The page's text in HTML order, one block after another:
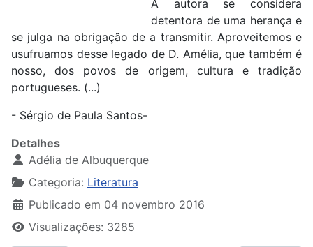
A autora se considera
detentora de uma herança e
se julga na obrigação de a transmitir. Aproveitemos e
usufruamos desse legado de D. Amélia, que também é
nosso, dos povos de origem, cultura e tradição
portugueses. (...)
- Sérgio de Paula Santos-
Detalhes
Adélia de Albuquerque
Categoria: Literatura
Publicado em 04 novembro 2016
Visualizações: 3285